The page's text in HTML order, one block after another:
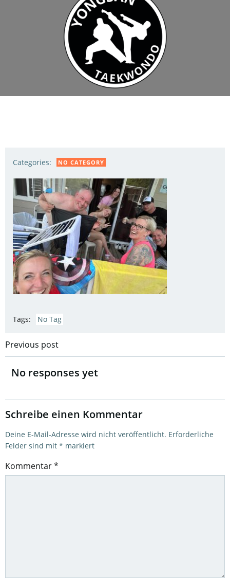
Categories: NO CATEGORY
Tags: No Tag
Post
navigation
Previous post
No responses yet
Schreibe einen Kommentar
Deine E-Mail-Adresse wird nicht veröffentlicht. Erforderliche
Felder sind mit * markiert
Kommentar*